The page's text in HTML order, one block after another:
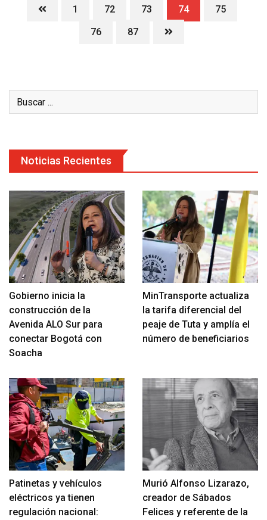
1 72 73 74
75
76
87
Noticias Recientes
Gobierno inicia la
construcción de la
Avenida ALO Sur para
conectar Bogotá con
Soacha
MinTransporte actualiza
la tarifa diferencial del
peaje de Tuta y amplía el
número de beneficiarios
Patinetas y vehículos
eléctricos ya tienen
regulación nacional:
Murió Alfonso Lizarazo,
creador de Sábados
Felices y referente de la